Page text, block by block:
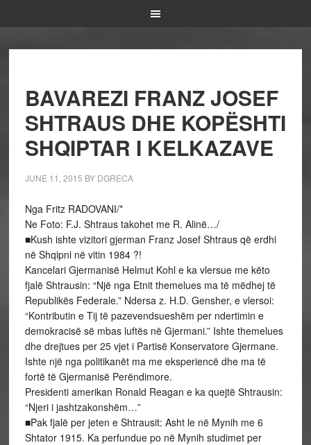
BAVAREZI FRANZ JOSEF
SHTRAUS DHE KOPËSHTI
SHQIPTAR I KELKAZAVE
JUNE 11, 2015 BY DGRECA
Nga Fritz RADOVANI/*
Ne Foto: F.J. Shtraus takohet me R. Alinë…/
■Kush ishte vizitori gjerman Franz Josef Shtraus që erdhi
në Shqipni në vitin 1984 ?!
Kancelari Gjermanisë Helmut Kohl e ka vlersue me këto
fjalë Shtrausin: “Një nga Etnit themelues ma të mëdhej të
Republikës Federale.” Ndersa z. H.D. Gensher, e vlersoi:
“Kontributin e Tij të pazevendsueshëm per ndertimin e
demokracisë së mbas luftës në Gjermani.” Ishte themelues
dhe drejtues per 25 vjet i Partisë Konservatore Gjermane.
Ishte një nga politikanët ma me eksperiencë dhe ma të
fortë të Gjermanisë Perëndimore.
Presidenti amerikan Ronald Reagan e ka quejtë Shtrausin:
“Njeri i jashtzakonshëm…”
■Pak fjalë per jeten e Shtrausit: Asht le në Mynih me 6
Shtator 1915. Ka perfundue po në Mynih studimet per